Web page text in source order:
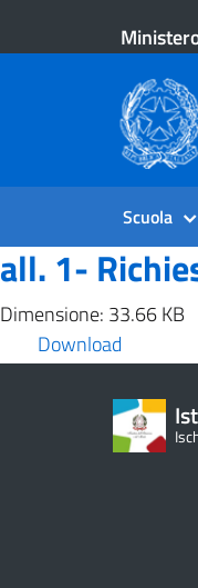
Scuola
all. 1-
Dimensione: 33.66 KB
Download